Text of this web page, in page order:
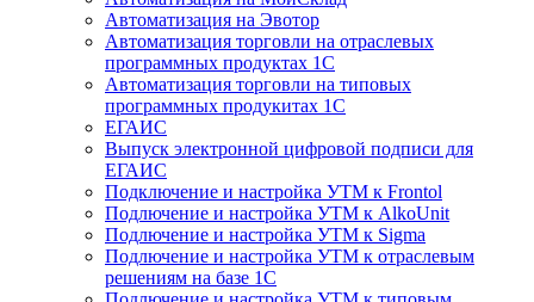
Автоматизация на Эвотор
Автоматизация торговли на отраслевых
программных продуктах 1С
Автоматизация торговли на типовых
программных продукитах 1С
ЕГАИС
Выпуск электронной цифровой подписи для
ЕГАИС
Подключение и настройка УТМ к Frontol
Подлючение и настройка УТМ к AlkoUnit
Подлючение и настройка УТМ к Sigma
Подлючение и настройка УТМ к отраслевым
решениям на базе 1С